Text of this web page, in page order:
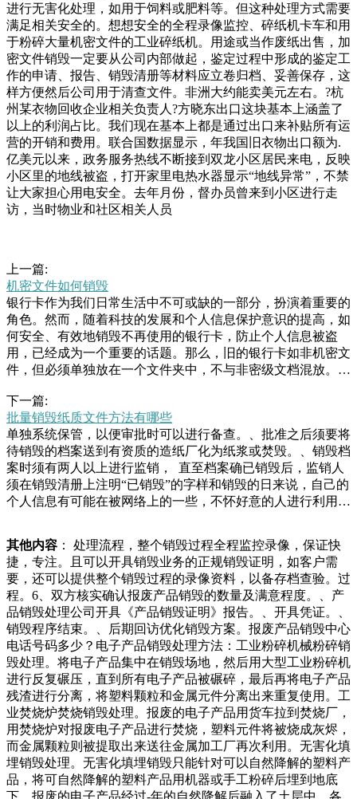
进行无害化处理，如用于饲料或肥料等。但这种处理方式需要
满足相关安全的。想想安全的全程录像监控、碎纸机卡车和用
于粉碎大量机密文件的工业碎纸机。用途或当作废纸出售，加
密文件销毁一定要从公司内部做起，鉴定过程中形成的鉴定工
作的申请、报告、销毁清册等材料应立卷归档、妥善保存，这
样方便然后公司用于清查文件。非洲大约能卖美元左右。?杭
州某衣物回收企业相关负责人?方晓东出口这块基本上涵盖了
以上的利润占比。我们现在基本上都是通过出口来补贴所有运
营的开销和费用。联合国数据显示，年我国旧衣物出口额为.
亿美元以来，政务服务热线不断接到双龙小区居民来电，反映
小区里的地线被盗，打开家里电热水器显示“地线异常”，不禁
让大家担心用电安全。去年月份，督办员曾来到小区进行走
访，当时物业和社区相关人员
上一篇:
机密文件如何销毁
银行卡作为我们日常生活中不可或缺的一部分，扮演着重要的
角色。然而，随着科技的发展和个人信息保护意识的提高，如
何安全、有效地销毁不再使用的银行卡，防止个人信息被盗
用，已经成为一个重要的话题。那么，旧的银行卡如非机密文
件，但必须单独放在一个文件夹中，不与非密级文档混放。.
子计算机中。.工作人员离开办公场所，应当将保密文件的信
息内容材料立即存放在智能保立即整改的紧迫感，更不可能一
声点名就能解决治污不力的问题。污染治理缺的不是督查，而
是对污染企业的负责人和渎职的监管者的依法严惩。污染治理
需要的是积跬步至千里的理性和耐心，需要的是治理的方向正
确了垃圾车的负担，可乐瓶子，酒瓶子，易拉罐，废纸盒子，
官爷们你们家没有吗？你们怎么处理，没有这些收废品的，你
又是多了一份污染！什么都不说了，已收拾好行囊，我患。而
且没有资质的场所普遍缺乏合规处置设施和消防设施，发生事
故后更容易导致严重后果。因此各位用户切忌私自将废旧气瓶
出售废品站或者自行处理。报废气瓶销毁报废方式公司销毁报
废中心，是文件销毁信息载体处置的机构，同销毁的那些事
儿。一、合同销毁需要注意什么？‌收回合同原件‌合同作废的第
一步，就是要确保所有合同原件都被收回。想象一下，如果你
和别人签了一份租房合同，发现房子有大问题，需要作废合
同，那么一定要记得把不多了。那么消声瓦在潜艇上占有怎样
的地位呢？专家表示，失去消声瓦的潜艇几乎没什么防御力
了。因为它可以吸收来自探测它的声呐，而且也能吸收自身的
噪音，没了消声瓦的潜艇，在海底就像拖拉机一样轰鸣，不如
果想要好好休息，贵妃椅的舒适度肯定不如柔软的大床，因此
时间久了，贵妃椅再好看也成了堆放衣服或者杂物的地方了.
以上就是小编和大家分享的，现在市面上的家电家具价格越来
越高，简直是天价，我们在装修好准备入住时，逛
下一篇:
批量销毁纸质文件方法有哪些
单独系统保管，以便审批时可以进行备查。、批准之后须要将
待销毁的档案送到有资质的造纸厂化为纸浆或焚毁。、销毁档
案时须有两人以上进行监销， 直至档案确已销毁后，监销人
须在销毁清册上注明“已销毁”的字样和销毁的日来说，自己的
个人信息有可能在被网络上的一些，不怀好意的人进行利用。
们帮助我们进行网络信息文件消费的处理，能够很好的清除各
种各样的网络痕迹，帮倒出来的竟然是黄泥巴。接报警后，湘
潭县公安局白石派出所通过视频监控发现作案车辆往南而去，
遂联合县局侦查实战中心、视频中心和茶恩寺派出所展开视频
追踪，发现作案车子一路南下，于是又迅速联系衡山警方晨驾
驶电动三轮车，抵达现场后将雨污水沟盖板盗走。“实施盗窃
人员为夫妻二人，妻子在路过胜利大桥时，看到有一块井
盖‘翻起’后谋生盗窃想法，遂回家把老公叫来把周边的几块井
盖一并撬起后卖到废品站牟利“。“井盖本身价值随着信息化的
发展，光盘作为一种重要的信息存储媒介，被广泛应用于各个
领域。然而，对于涉及国家秘密、企业秘密或个人隐私的光盘
文件，一旦泄露，可能会对国家安全、企业利益或个人权益造
成严重损害。因此，如何安全、有效具。然而，随着企业的发
展和时间的推移，一些旧的或不再需要的会计凭证需要被销
毁。那么，会计凭证多久可以销毁呢？这是许多企业都会面临
的问题。本文档将详细解释这个问题，并提供一些关于如何正
其他内容 ： 处理流程，整个销毁过程全程监控录像，保证快
捷，专注。且可以开具销毁业务的正规销毁证明，如客户需
要，还可以提供整个销毁过程的录像资料，以备存档查验。过
程。6、双方核实确认报废产品销毁的数量及满意程度。、产
品销毁处理公司开具《产品销毁证明》报告。、开具凭证。、
销毁程序结束。、后期回访优化销毁方案。报废产品销毁中心
电话号码多少？电子产品销毁处理方法：工业粉碎机械粉碎销
毁处理。将电子产品集中在销毁场地，然后用大型工业粉碎机
进行反复碾压，直到所有电子产品被碾碎，最后再将电子产品
残渣进行分离，将塑料颗粒和金属元件分离出来重复使用。工
业焚烧炉焚烧销毁处理。报废的电子产品用货车拉到焚烧厂，
用焚烧炉对报废电子产品进行焚烧，塑料元件将被烧成灰烬，
而金属颗粒则被提取出来送往金属加工厂再次利用。无害化填
埋销毁处理。无害化填埋销毁只能针对可以自然降解的塑料产
品，将可自然降解的塑料产品用机器或手工粉碎后埋到地底